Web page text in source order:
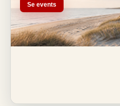
Se events